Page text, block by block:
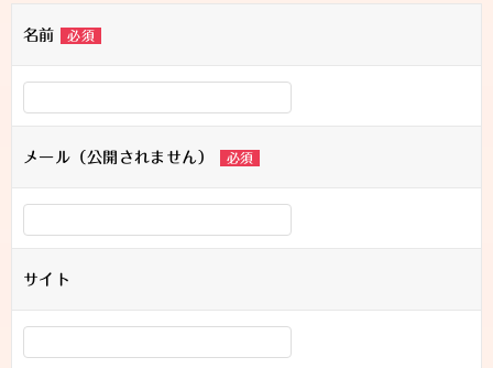
シ
ン
名前 必須
メール（公開されません） 必須
サイト